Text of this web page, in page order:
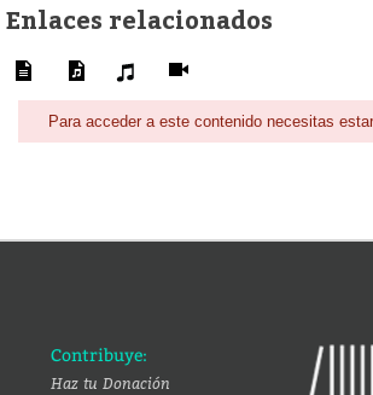
Enlaces relacionados
Para acceder a este contenido necesitas
Contribuye:
Haz tu Donación